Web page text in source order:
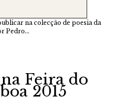
na colecção de poesia da
Pedro…
Feira do
2015